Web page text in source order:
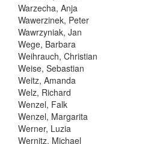
Warzecha, Anja
Wawerzinek, Peter
Wawrzyniak, Jan
Wege, Barbara
Weihrauch, Christian
Weise, Sebastian
Weitz, Amanda
Welz, Richard
Wenzel, Falk
Wenzel, Margarita
Werner, Luzia
Wernitz, Michael